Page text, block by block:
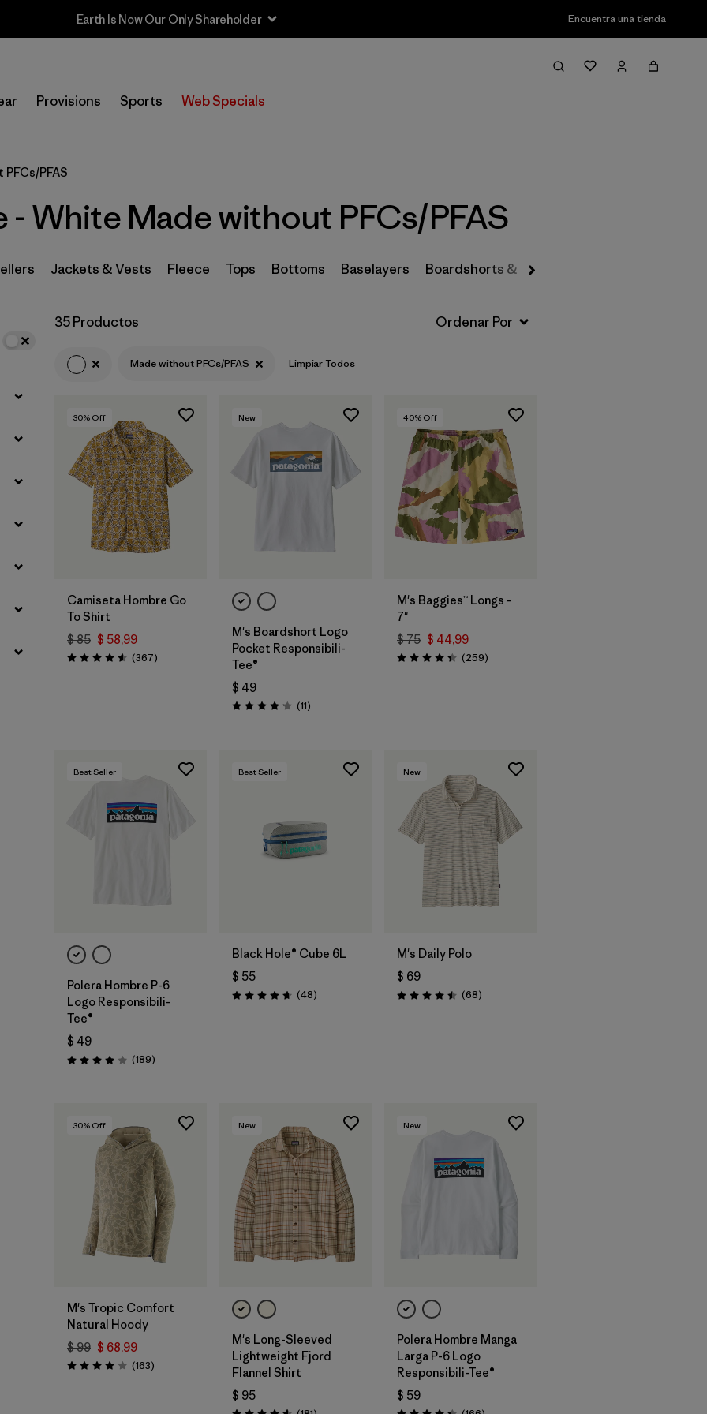
Earth Is Now Our Only Shareholder Encuentra una tienda
Provisions Sports Web Specials
Filter & Sort
Selecciona una tienda
Filtrar por
Price
Filtrar por
Size
Filtrar por
Fit
Filtrar por
Features
Filtrar por
Materials & Fabric
PFAS
- White Made without PFCs/PFAS
Jackets & Vests Fleece Tops Bottoms Baselayers Boardshorts & Rashguards
35 Productos
Made without PFCs/PFAS Limpiar Todos
30% Off
Camiseta Hombre Go
To Shirt
$ 85 $ 58,99
Valoración: 4.6 / 5
(367Comentarios
)
New
M's Boardshort Logo
Pocket Responsibili-
Tee®
$ 49
Valoración: 4.2 / 5
(11Comentarios
)
40% Off
M's Baggies™ Longs -
7"
$ 75 $ 44,99
Valoración: 4.4 / 5
(259Comentarios
)
Best Seller
Polera Hombre P-6
Logo Responsibili-
Tee®
$ 49
Valoración: 4.0 / 5
(189Comentarios
)
Best Seller
Black Hole® Cube 6L
$ 55
Valoración: 4.7 / 5
(48Comentarios
)
New
M's Daily Polo
$ 69
Valoración: 4.5 / 5
(68Comentarios
)
30% Off
M's Tropic Comfort
Natural Hoody
$ 99 $ 68,99
Valoración: 3.9 / 5
(163Comentarios
)
New
M's Long-Sleeved
Lightweight Fjord
Flannel Shirt
$ 95
New
Polera Hombre Manga
Larga P-6 Logo
Responsibili-Tee®
$ 59